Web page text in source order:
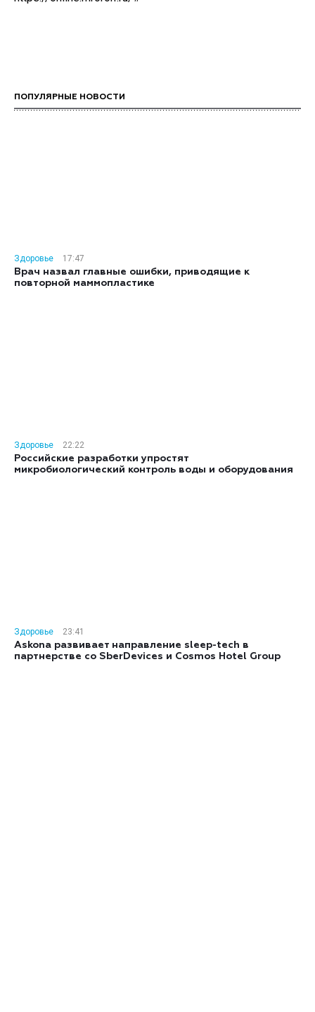
ПОПУЛЯРНЫЕ НОВОСТИ
Здоровье
17:47
Врач назвал главные ошибки, приводящие к
повторной маммопластике
Здоровье
22:22
Российские разработки упростят
микробиологический контроль воды и оборудования
Здоровье
23:41
Askona развивает направление sleep-tech в
партнерстве со SberDevices и Cosmos Hotel Group